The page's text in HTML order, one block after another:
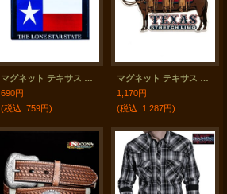
マグネット テキサス TEXAS THE LONE STAR STATE
690円
(税込: 759円)
マグネット テキサス リモ TEXAS LIMO
1,170円
(税込: 1,287円)